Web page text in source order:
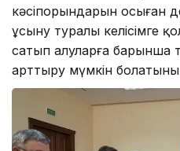
кәсіпорындарын осыған
ұсыну туралы келісімге
сатып алуларға барынша
арттыру мүмкін